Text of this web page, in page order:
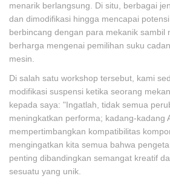
menarik berlangsung. Di situ, berbagai
dan dimodifikasi hingga mencapai
berbincang dengan para mekanik sambil
berharga mengenai pemilihan suku
mesin.
Di salah satu workshop tersebut, kami
modifikasi suspensi ketika seorang
kepada saya: "Ingatlah, tidak semua
meningkatkan performa; kadang-kadang
mempertimbangkan kompatibilitas
mengingatkan kita semua bahwa
penting dibandingkan semangat kreatif
sesuatu yang unik.